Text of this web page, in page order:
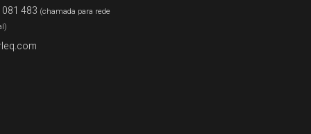
483 (chamada para rede